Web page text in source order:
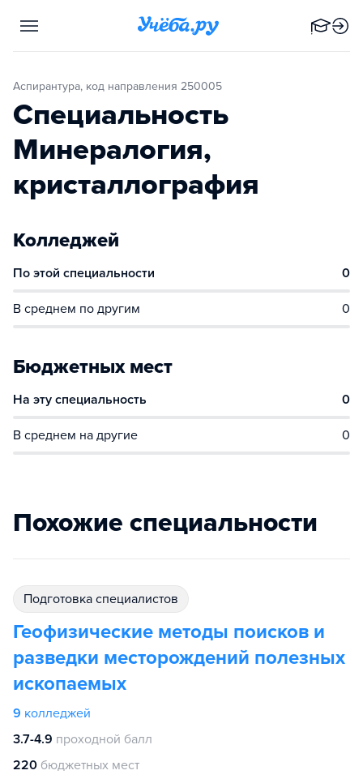
Аспирантура, код направления 250005
Специальность
Минералогия,
кристаллография
Колледжей
По этой специальности 0
В среднем по другим 0
Бюджетных мест
На эту специальность 0
В среднем на другие 0
Похожие специальности
подготовка специалистов
Геофизические методы поисков и
разведки месторождений полезных
ископаемых
9 колледжей
3.7-4.9 проходной балл
220 бюджетных мест